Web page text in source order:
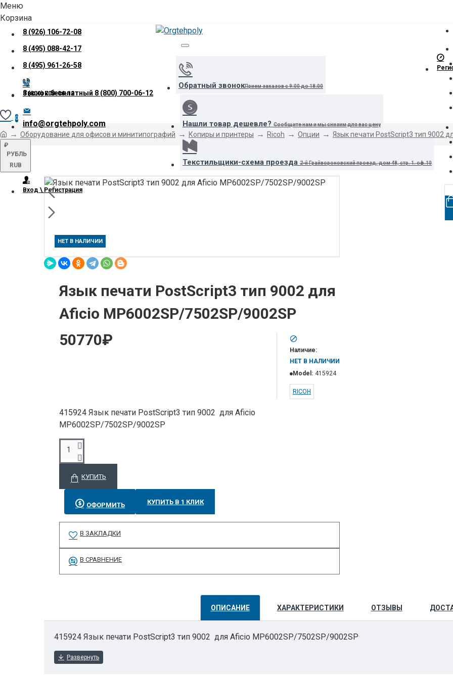
Меню
Корзина
8 (926) 106-72-08
8 (495) 088-42-17
8 (495) 961-26-58
Звонок бесплатный 8 (800) 700-06-12
info@orgtehpoly.com
₽
РУБЛЬ
RUB
Вход \ Регистрация
Обратный звонокПрием заказов с 9:00 до 18:00
Нашли товар дешевле? Сообщите нам и мы снизим для вас цену
Текстильщики-схема проезда 2-й Грайвороновский проезд, дом 48, стр. 1. оф.10
8 (800) 700-06-12
0
Оборудование для офисов и минитипографий Копиры и принтеры Ricoh Опции Язык печати PostScript3 тип 9002
НЕТ В НАЛИЧИИ
Язык печати PostScript3 тип 9002 для
Aficio MP6002SP/7502SP/9002SP
50770₽
Наличие:
НЕТ В НАЛИЧИИ
Model: 415924
RICOH
415924 Язык печати PostScript3 тип 9002 для Aficio
MP6002SP/7502SP/9002SP
КУПИТЬ
ОФОРМИТЬ КУПИТЬ В 1 КЛИК
В ЗАКЛАДКИ
В СРАВНЕНИЕ
ОПИСАНИЕ ХАРАКТЕРИСТИКИ ОТЗЫВЫ
415924 Язык печати PostScript3 тип 9002 для Aficio MP6002SP/7502SP/9002SP